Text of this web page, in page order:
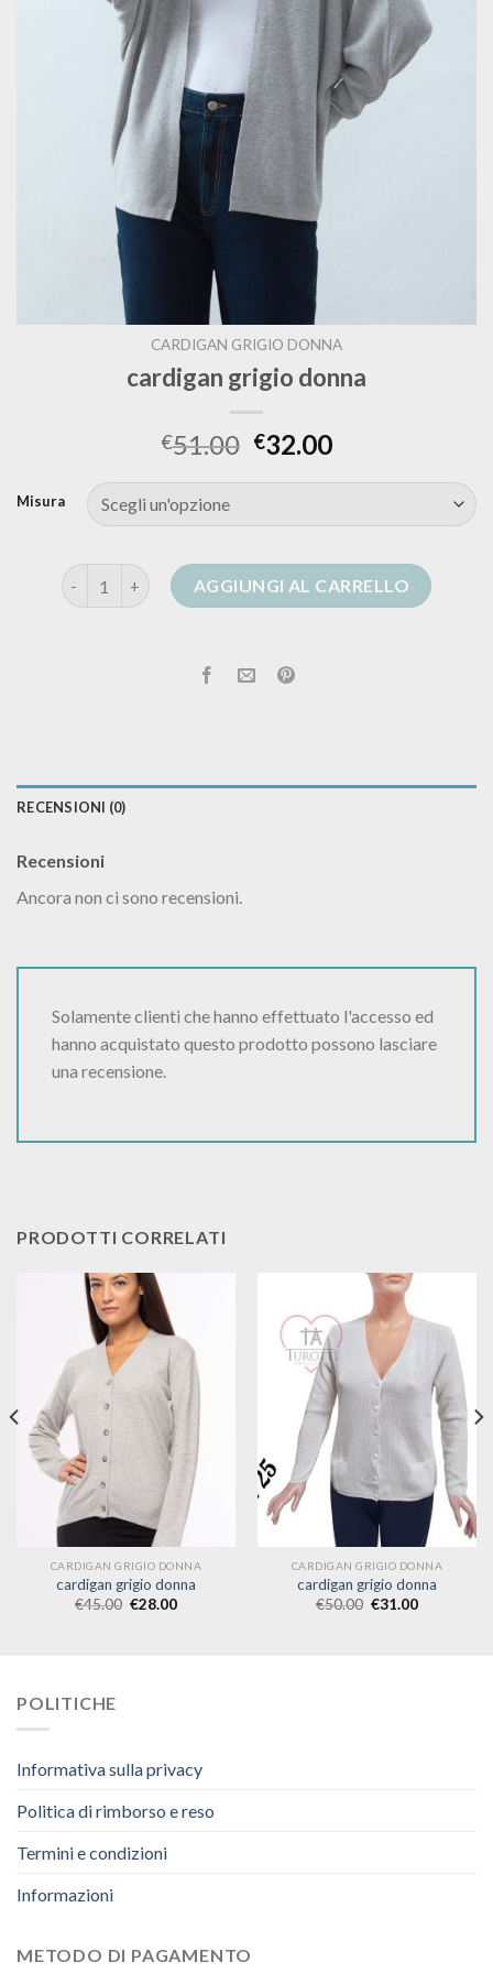
CARDIGAN GRIGIO DONNA
cardigan grigio donna
€51.00 €32.00
Misura
cardigan grigio donna quantitàAGGIUNGI AL CARRELLO
RECENSIONI (0)
Recensioni
Ancora non ci sono recensioni.
Solamente clienti che hanno effettuato l'accesso ed
hanno acquistato questo prodotto possono lasciare
una recensione.
PRODOTTI CORRELATI
CARDIGAN GRIGIO DONNA
cardigan grigio donna
€45.00 €28.00
CARDIGAN GRIGIO DONNA
cardigan grigio donna
€50.00 €31.00
POLITICHE
Informativa sulla privacy
Politica di rimborso e reso
Termini e condizioni
Informazioni
METODO DI PAGAMENTO